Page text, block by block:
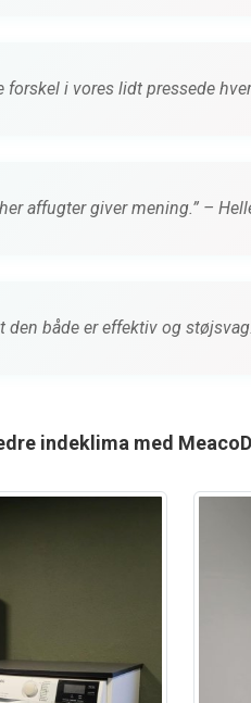
i vores lidt pressede
affugter giver mening.” –
den både er effektiv og
indeklima med